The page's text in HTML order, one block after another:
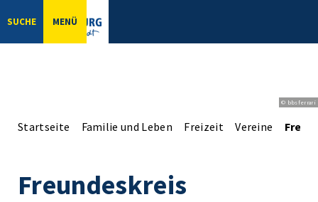
SUCHE MENÜ
© bbsferrari
Startseite Familie und Leben Freizeit Vereine
Freundeskreis